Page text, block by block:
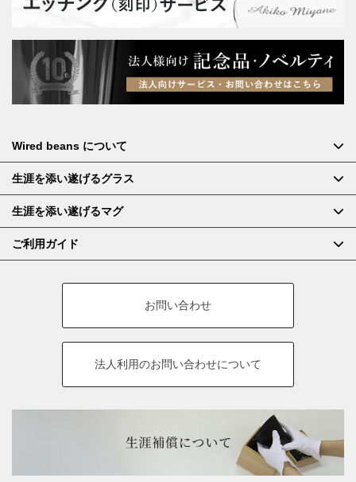
Wired beans について
生涯を添い遂げるグラス
生涯を添い遂げるマグ
ご利用ガイド
お問い合わせ
法人利用のお問い合わせについて